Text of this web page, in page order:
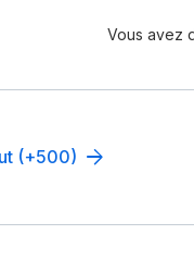
Vous avez
(+500)